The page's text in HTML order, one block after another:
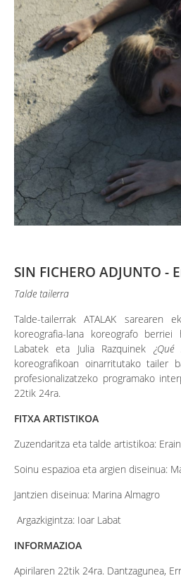
SIN FICHERO ADJUNTO -
Talde tailerra
Talde-tailerrak ATALAK sarearen
koreografia-lana koreografo
Labatek eta Julia Razquinek
koreografikoan oinarritutako tailer
profesionalizatzeko programako
22tik 24ra.
FITXA ARTISTIKOA
Zuzendaritza eta talde artistikoa:
Soinu espazioa eta argien diseinua:
Jantzien diseinua: Marina Almagro
Argazkigintza: Ioar Labat
INFORMAZIOA
Apirilaren 22tik 24ra. Dantzagunea,